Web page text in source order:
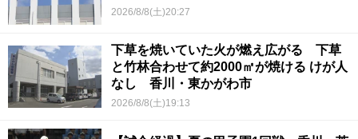
2026/8/8(土)20:27
下草を焼いていた火が燃え広がる 下草
と竹林合わせて約2000㎡が焼ける けが人
なし 香川・東かがわ市
2026/8/8(土)19:13